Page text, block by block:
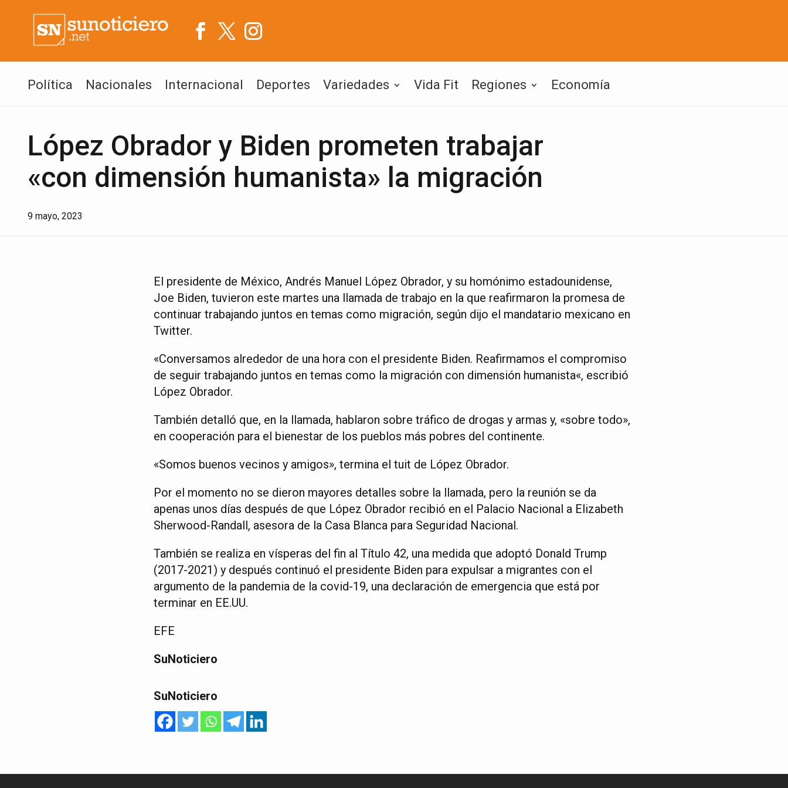
Política Nacionales Internacional Deportes Variedades Vida Fit Regiones Economía
López Obrador y Biden prometen trabajar
«con dimensión humanista» la migración
9 mayo, 2023
El presidente de México, Andrés Manuel López Obrador, y su homónimo estadounidense,
Joe Biden, tuvieron este martes una llamada de trabajo en la que reafirmaron la promesa de
continuar trabajando juntos en temas como migración, según dijo el mandatario mexicano en
Twitter.
«Conversamos alrededor de una hora con el presidente Biden. Reafirmamos el compromiso
de seguir trabajando juntos en temas como la migración con dimensión humanista«, escribió
López Obrador.
También detalló que, en la llamada, hablaron sobre tráfico de drogas y armas y, «sobre todo»,
en cooperación para el bienestar de los pueblos más pobres del continente.
«Somos buenos vecinos y amigos», termina el tuit de López Obrador.
Por el momento no se dieron mayores detalles sobre la llamada, pero la reunión se da
apenas unos días después de que López Obrador recibió en el Palacio Nacional a Elizabeth
Sherwood-Randall, asesora de la Casa Blanca para Seguridad Nacional.
También se realiza en vísperas del fin al Título 42, una medida que adoptó Donald Trump
(2017-2021) y después continuó el presidente Biden para expulsar a migrantes con el
argumento de la pandemia de la covid-19, una declaración de emergencia que está por
terminar en EE.UU.
EFE
SuNoticiero
SuNoticiero